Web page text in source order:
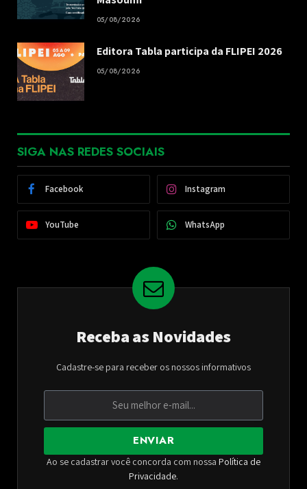
05/08/2026
Editora Tabla participa da FLIPEI 2026
05/08/2026
SIGA NAS REDES SOCIAIS
Facebook Instagram
YouTube WhatsApp
Receba as Novidades
Cadastre-se para receber os nossos informativos
ENVIAR
Ao se cadastrar você concorda com nossa Política de
Privacidade.